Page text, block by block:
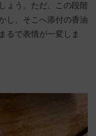
ょう。ただ、この段階
し、そこへ添付の香油
るで表情が一変しま